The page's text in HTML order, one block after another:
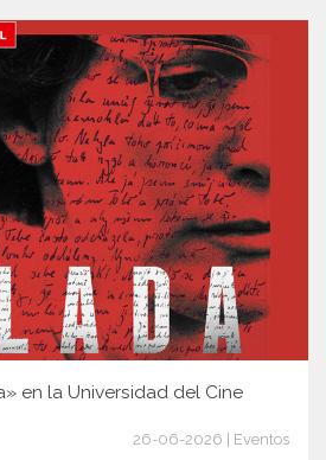
en la Universidad del Cine
26-06-2026 | Eventos